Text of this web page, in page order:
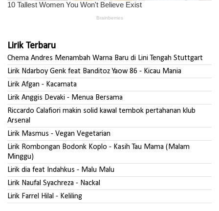
Lirik Terbaru
Chema Andres Menambah Warna Baru di Lini Tengah Stuttgart
Lirik Ndarboy Genk feat Banditoz Yaow 86 - Kicau Mania
Lirik Afgan - Kacamata
Lirik Anggis Devaki - Menua Bersama
Riccardo Calafiori makin solid kawal tembok pertahanan klub
Arsenal
Lirik Masmus - Vegan Vegetarian
Lirik Rombongan Bodonk Koplo - Kasih Tau Mama (Malam
Minggu)
Lirik dia feat Indahkus - Malu Malu
Lirik Naufal Syachreza - Nackal
Lirik Farrel Hilal - Keliling